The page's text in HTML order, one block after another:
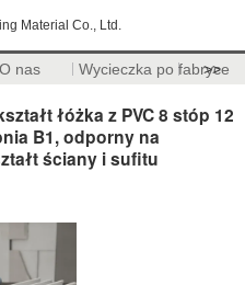
Material Co., Ltd.
O nas Wycieczka po fabryce
>>
łóżka z PVC 8 stóp 12
B1, odporny na
ściany i sufitu